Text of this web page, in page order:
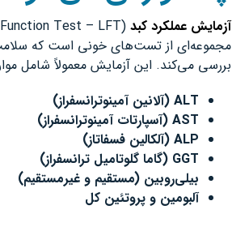
آزمایش عملکرد کبد
مجموعه‌ای از تست‌های خونی است که سلامت
بررسی می‌کند. این آزمایش معمولاً شامل
ALT ( آلانین آمینوترانسفراز)
AST ( آسپارتات آمینوترانسفراز)
ALP ( آلکالین فسفاتاز)
GGT ( گاما گلوتامیل ترانسفراز)
بیلی‌روبین (مستقیم و غیرمستقیم)
آلبومین و پروتئین کل